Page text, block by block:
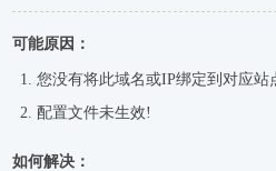
可能原因：
您没有将此域名或IP绑定到对应站
配置文件未生效!
如何解决：